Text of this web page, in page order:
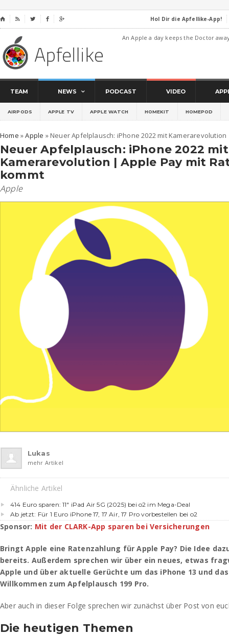
⌂     Hol Dir die Apfellike-App!
An Apple a day keeps the Doctor
TEAM NEWS PODCAST VIDEO
AIRPODS APPLE TV APPLE WATCH HOMEKIT HOMEPOD
Home »Apple » Neuer Apfelplausch: iPhone 2022 mit
Neuer Apfelplausch: iPhone 2022 mit
Kamerarevolution | Apple Pay mit
kommt
Apple
Lukas
mehr Artikel
Ähnliche Artikel
414 Euro sparen: 11″ iPad Air 5G (2025) bei o2 im Mega-Deal
Ab jetzt: Für 1 Euro iPhone 17, 17 Air, 17 Pro vorbestellen bei o2
Sponsor: Mit der CLARK-App sparen bei Versicherungen
Bringt Apple eine Ratenzahlung für Apple Pay? Die Idee
bereits. Außerdem sprechen wir über ein neues, etwas
Apple und über aktuelle Gerüchte um das iPhone 13 und
Willkommen zum Apfelplausch 199 Pro.
Aber auch in dieser Folge sprechen wir zunächst über Post von
Die heutigen Themen